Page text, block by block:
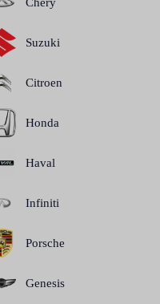
Suzuki
Citroen
Honda
Haval
Infiniti
Porsche
Genesis